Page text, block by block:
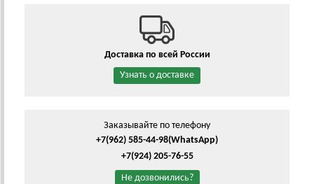
Доставка по всей России
Узнать о доставке
Заказывайте по телефону
+7(962) 585-44-98(WhatsApp)
+7(924) 205-76-55
Не дозвонились?